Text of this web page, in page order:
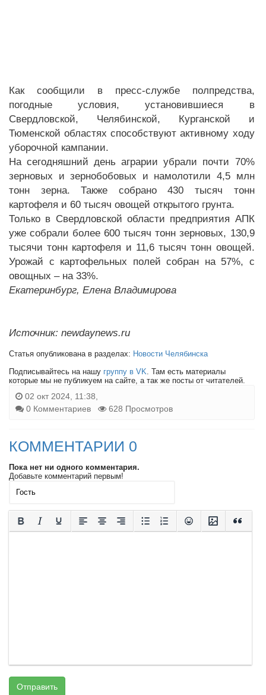
Как сообщили в пресс-службе полпредства,
погодные условия, установившиеся в
Свердловской, Челябинской, Курганской и
Тюменской областях способствуют активному ходу
уборочной кампании.
На сегодняшний день аграрии убрали почти 70%
зерновых и зернобобовых и намолотили 4,5 млн
тонн зерна. Также собрано 430 тысяч тонн
картофеля и 60 тысяч овощей открытого грунта.
Только в Свердловской области предприятия АПК
уже собрали более 600 тысяч тонн зерновых, 130,9
тысячи тонн картофеля и 11,6 тысяч тонн овощей.
Урожай с картофельных полей собран на 57%, с
овощных – на 33%.
Екатеринбург, Елена Владимирова
Источник: newdaynews.ru
Статья опубликована в разделах: Новости Челябинска
Подписывайтесь на нашу группу в VK . Там есть материалы
которые мы не публикуем на сайте, а так же посты от читателей.
02 окт 2024, 11:38,
0 Комментариев
628 Просмотров
КОММЕНТАРИИ 0
Пока нет ни одного комментария.
Добавьте комментарий первым!
Отправить